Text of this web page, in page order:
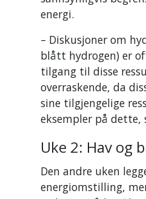
energi.
– Diskusjoner om
blått hydrogen) er
tilgang til disse
overraskende, da
sine tilgjengelige
eksempler på dette,
Uke 2: Hav og
Den andre uken
energiomstilling,